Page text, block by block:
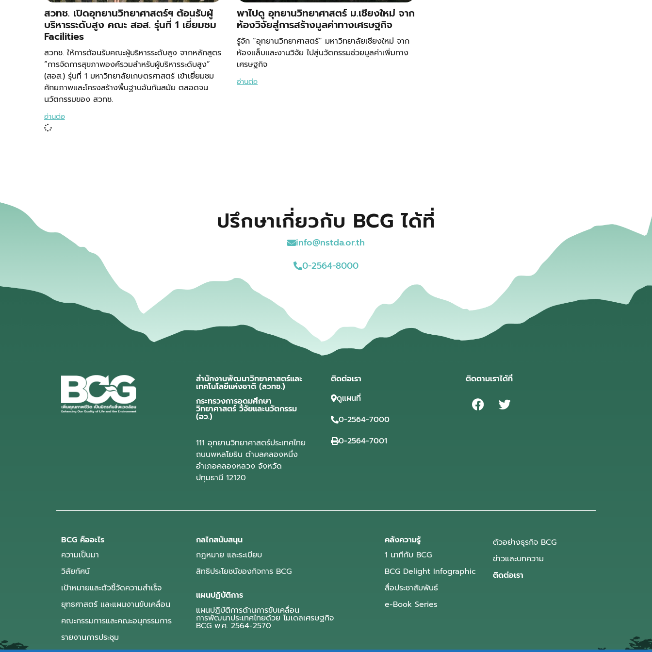
สวทช. เปิดอุทยานวิทยาศาสตร์ฯ ต้อนรับผู้
บริหารระดับสูง คณะ สอส. รุ่นที่ 1 เยี่ยมชม
Facilities
สวทช. ให้การต้อนรับคณะผู้บริหารระดับสูง จากหลักสูตร
“การจัดการสุขภาพองค์รวมสำหรับผู้บริหารระดับสูง”
(สอส.) รุ่นที่ 1 มหาวิทยาลัยเกษตรศาสตร์ เข้าเยี่ยมชม
ศักยภาพและโครงสร้างพื้นฐานอันทันสมัย ตลอดจน
นวัตกรรมของ สวทช.
อ่านต่อ
พาไปดู อุทยานวิทยาศาสตร์ ม.เชียงใหม่ จาก
ห้องวิจัยสู่การสร้างมูลค่าทางเศรษฐกิจ
รู้จัก “อุทยานวิทยาศาสตร์” มหาวิทยาลัยเชียงใหม่ จาก
ห้องแล็บและงานวิจัย ไปสู่นวัตกรรมช่วยมูลค่าเพิ่มทาง
เศรษฐกิจ
อ่านต่อ
ปรึกษาเกี่ยวกับ BCG ได้ที่
info@nstda.or.th
0-2564-8000
สำนักงานพัฒนาวิทยาศาสตร์และ
เทคโนโลยีแห่งชาติ (สวทช.)
กระทรวงการอุดมศึกษา
วิทยาศาสตร์ วิจัยและนวัตกรรม
(อว.)
111 อุทยานวิทยาศาสตร์ประเทศไทย
ถนนพหลโยธิน ตำบลคลองหนึ่ง
อำเภอคลองหลวง จังหวัด
ปทุมธานี 12120
ติดต่อเรา
ดูแผนที่
0-2564-7000
0-2564-7001
ติดตามเราได้ที่
BCG คืออะไร
ความเป็นมา
วิสัยทัศน์
เป้าหมายและตัวชี้วัดความสำเร็จ
ยุทธศาสตร์ และแผนงานขับเคลื่อน
คณะกรรมการและคณะอนุกรรมการ
รายงานการประชุม
กลไกสนับสนุน
กฎหมาย และระเบียบ
สิทธิประโยชน์ของกิจการ BCG
แผนปฏิบัติการ
แผนปฏิบัติการด้านการขับเคลื่อน
การพัฒนาประเทศไทยด้วย โมเดลเศรษฐกิจ
BCG พ.ศ. 2564-2570
คลังความรู้
1 นาทีกับ BCG
BCG Delight Infographic
สื่อประชาสัมพันธ์
e-Book Series
ตัวอย่างธุรกิจ BCG
ข่าวและบทความ
ติดต่อเรา